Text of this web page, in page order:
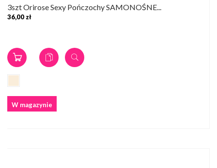
3szt Orirose Sexy Pończochy SAMONOŚNE...
36,00 zł
W magazynie